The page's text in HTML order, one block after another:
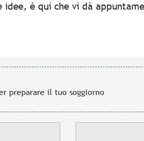
è qui che vi dà
preparare il tuo soggiorno